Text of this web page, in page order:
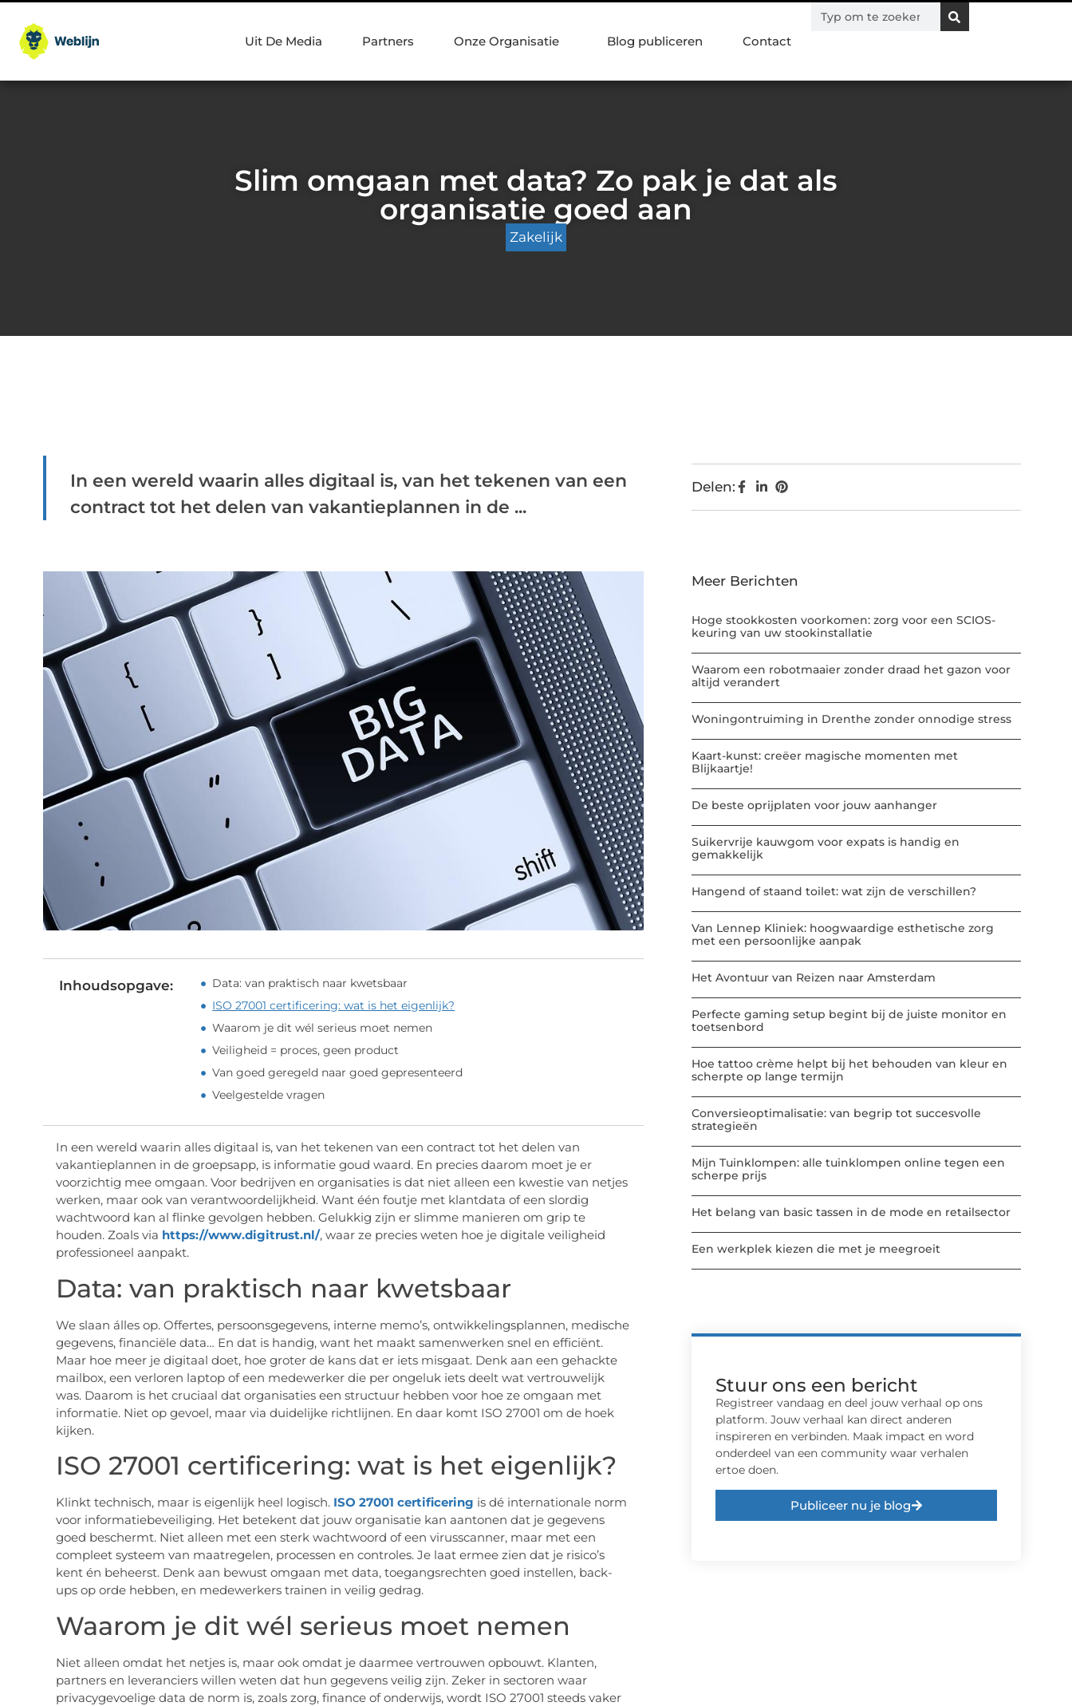
Uit De Media Partners Onze Organisatie Blog publiceren Contact
Slim omgaan met data? Zo pak je dat als
organisatie goed aan
Zakelijk
In een wereld waarin alles digitaal is, van het tekenen van een
contract tot het delen van vakantieplannen in de ...
Inhoudsopgave:
Data: van praktisch naar kwetsbaar
ISO 27001 certificering: wat is het eigenlijk?
Waarom je dit wél serieus moet nemen
Veiligheid = proces, geen product
Van goed geregeld naar goed gepresenteerd
Veelgestelde vragen
In een wereld waarin alles digitaal is, van het tekenen van een contract tot het delen van
vakantieplannen in de groepsapp, is informatie goud waard. En precies daarom moet je er
voorzichtig mee omgaan. Voor bedrijven en organisaties is dat niet alleen een kwestie van netjes
werken, maar ook van verantwoordelijkheid. Want één foutje met klantdata of een slordig
wachtwoord kan al flinke gevolgen hebben. Gelukkig zijn er slimme manieren om grip te
houden. Zoals via https://www.digitrust.nl/, waar ze precies weten hoe je digitale veiligheid
professioneel aanpakt.
Data: van praktisch naar kwetsbaar
We slaan álles op. Offertes, persoonsgegevens, interne memo’s, ontwikkelingsplannen, medische
gegevens, financiële data… En dat is handig, want het maakt samenwerken snel en efficiënt.
Maar hoe meer je digitaal doet, hoe groter de kans dat er iets misgaat. Denk aan een gehackte
mailbox, een verloren laptop of een medewerker die per ongeluk iets deelt wat vertrouwelijk
was. Daarom is het cruciaal dat organisaties een structuur hebben voor hoe ze omgaan met
informatie. Niet op gevoel, maar via duidelijke richtlijnen. En daar komt ISO 27001 om de hoek
kijken.
ISO 27001 certificering: wat is het eigenlijk?
Klinkt technisch, maar is eigenlijk heel logisch. ISO 27001 certificering is dé internationale norm
voor informatiebeveiliging. Het betekent dat jouw organisatie kan aantonen dat je gegevens
goed beschermt. Niet alleen met een sterk wachtwoord of een virusscanner, maar met een
compleet systeem van maatregelen, processen en controles. Je laat ermee zien dat je risico’s
kent én beheerst. Denk aan bewust omgaan met data, toegangsrechten goed instellen, back-
ups op orde hebben, en medewerkers trainen in veilig gedrag.
Waarom je dit wél serieus moet nemen
Niet alleen omdat het netjes is, maar ook omdat je daarmee vertrouwen opbouwt. Klanten,
partners en leveranciers willen weten dat hun gegevens veilig zijn. Zeker in sectoren waar
privacygevoelige data de norm is, zoals zorg, finance of onderwijs, wordt ISO 27001 steeds vaker
Delen:
Meer Berichten
Hoge stookkosten voorkomen: zorg voor een SCIOS-
keuring van uw stookinstallatie
Waarom een robotmaaier zonder draad het gazon voor
altijd verandert
Woningontruiming in Drenthe zonder onnodige stress
Kaart-kunst: creëer magische momenten met
Blijkaartje!
De beste oprijplaten voor jouw aanhanger
Suikervrije kauwgom voor expats is handig en
gemakkelijk
Hangend of staand toilet: wat zijn de verschillen?
Van Lennep Kliniek: hoogwaardige esthetische zorg
met een persoonlijke aanpak
Het Avontuur van Reizen naar Amsterdam
Perfecte gaming setup begint bij de juiste monitor en
toetsenbord
Hoe tattoo crème helpt bij het behouden van kleur en
scherpte op lange termijn
Conversieoptimalisatie: van begrip tot succesvolle
strategieën
Mijn Tuinklompen: alle tuinklompen online tegen een
scherpe prijs
Het belang van basic tassen in de mode en retailsector
Een werkplek kiezen die met je meegroeit
Stuur ons een bericht
Registreer vandaag en deel jouw verhaal op ons
platform. Jouw verhaal kan direct anderen
inspireren en verbinden. Maak impact en word
onderdeel van een community waar verhalen
ertoe doen.
Publiceer nu je blog